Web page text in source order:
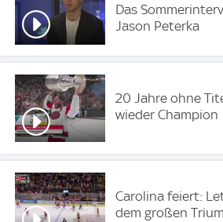
Das
Jason Peterka
20 Jahre ohne
wieder Champion
Carolina feiert:
dem großen